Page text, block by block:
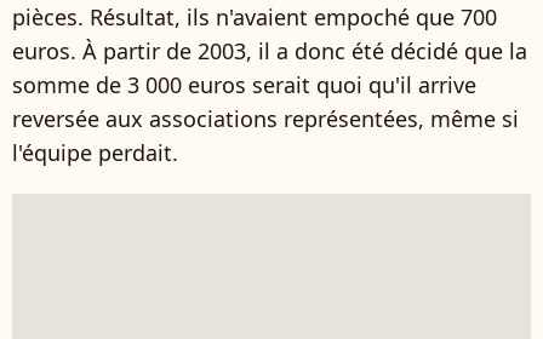
pièces. Résultat, ils n'avaient empoché que 700
euros. À partir de 2003, il a donc été décidé que la
somme de 3 000 euros serait quoi qu'il arrive
reversée aux associations représentées, même si
l'équipe perdait.